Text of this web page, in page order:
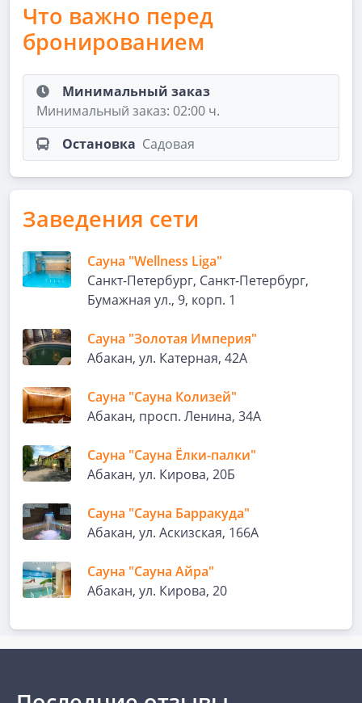
Что важно перед
бронированием
Минимальный заказ
Минимальный заказ: 02:00 ч.
Остановка Садовая
Заведения сети
Сауна "Wellness Liga"
Санкт-Петербург, Санкт-Петербург,
Бумажная ул., 9, корп. 1
Сауна "Золотая Империя"
Абакан, ул. Катерная, 42А
Сауна "Сауна Колизей"
Абакан, просп. Ленина, 34А
Сауна "Сауна Ёлки-палки"
Абакан, ул. Кирова, 20Б
Сауна "Сауна Барракуда"
Абакан, ул. Аскизская, 166А
Сауна "Сауна Айра"
Абакан, ул. Кирова, 20